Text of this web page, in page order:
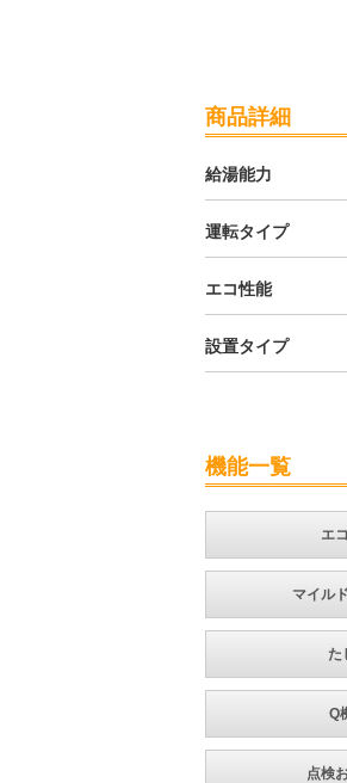
商品詳細
給湯能力
運転タイプ
エコ性能
設置タイプ
機能一覧
エ
マイル
た
Q
点検